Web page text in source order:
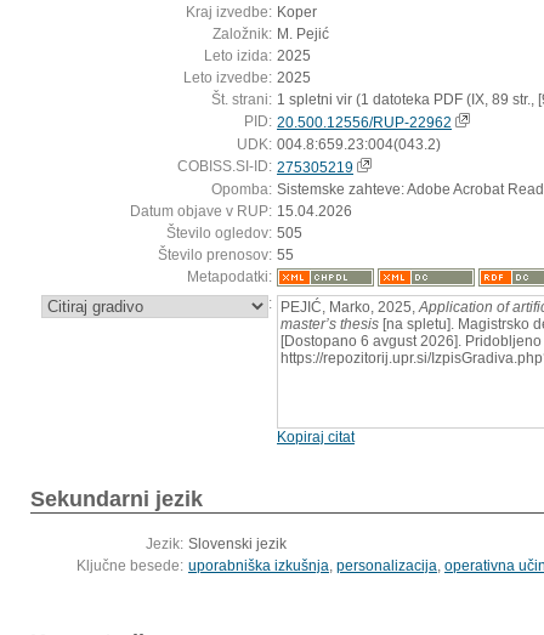
Kraj izvedbe: Koper
Založnik: M. Pejić
Leto izida: 2025
Leto izvedbe: 2025
Št. strani: 1 spletni vir (1 datoteka PDF (IX, 89 str.,
PID: 20.500.12556/RUP-22962
UDK: 004.8:659.23:004(043.2)
COBISS.SI-ID: 275305219
Opomba: Sistemske zahteve: Adobe Acrobat
Datum objave v RUP: 15.04.2026
Število ogledov: 505
Število prenosov: 55
Metapodatki:
: PEJIĆ, Marko, 2025, Application of
master’s thesis [na spletu]. Magistrsko
[Dostopano 6 avgust 2026]. Pridobljeno
https://repozitorij.upr.si/
Kopiraj citat
Sekundarni jezik
Jezik: Slovenski jezik
Ključne besede: uporabniška izkušnja, personalizacija, operativna